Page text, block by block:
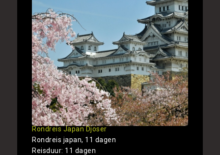
Rondreis Japan Djoser
Rondreis japan, 11 dagen
Reisduur: 11 dagen